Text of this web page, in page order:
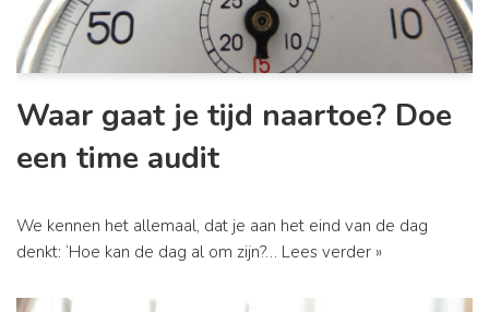
Waar gaat je tijd naartoe? Doe
een time audit
We kennen het allemaal, dat je aan het eind van de dag
denkt: ‘Hoe kan de dag al om zijn?… Lees verder »